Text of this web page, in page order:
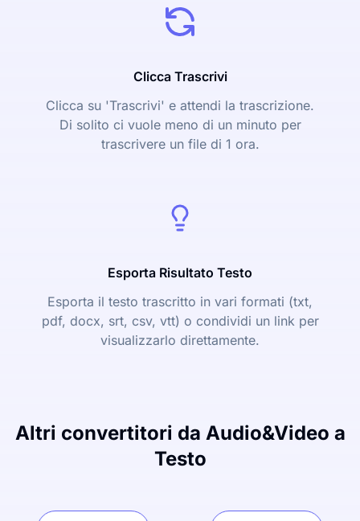
Clicca Trascrivi
Clicca su 'Trascrivi' e attendi la trascrizione.
Di solito ci vuole meno di un minuto per
trascrivere un file di 1 ora.
Esporta Risultato Testo
Esporta il testo trascritto in vari formati (txt,
pdf, docx, srt, csv, vtt) o condividi un link per
visualizzarlo direttamente.
Altri convertitori da Audio&Video a
Testo